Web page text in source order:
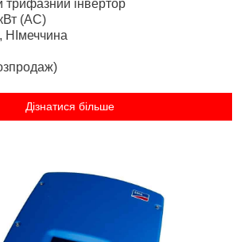
інвертор
(AC)
НІмеччина
Дізнатися більше